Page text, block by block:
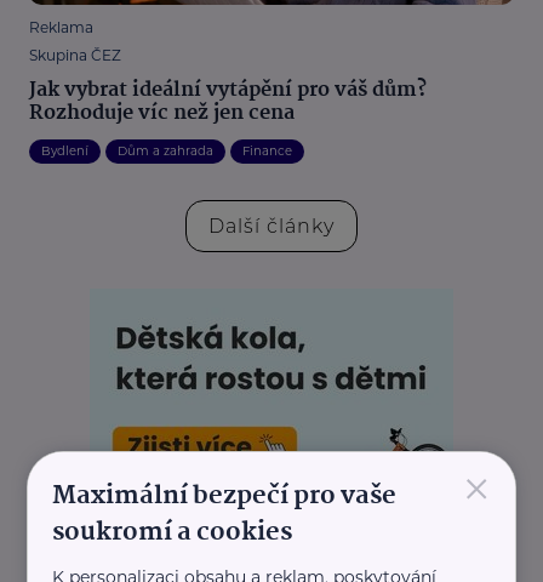
Reklama
Skupina ČEZ
Jak vybrat ideální vytápění pro váš dům?
Rozhoduje víc než jen cena
Bydlení Dům a zahrada Finance
Další články
×
Maximální bezpečí pro vaše
soukromí a cookies
K personalizaci obsahu a reklam, poskytování